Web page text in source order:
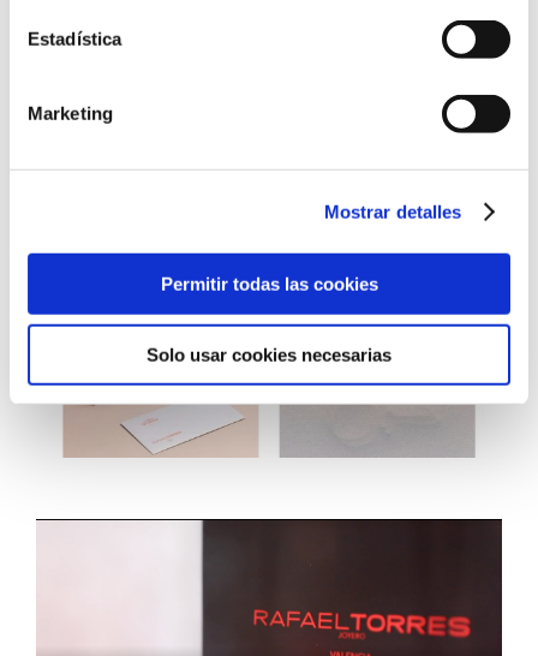
Estadística
Marketing
Mostrar detalles
Permitir todas las cookies
Solo usar cookies necesarias